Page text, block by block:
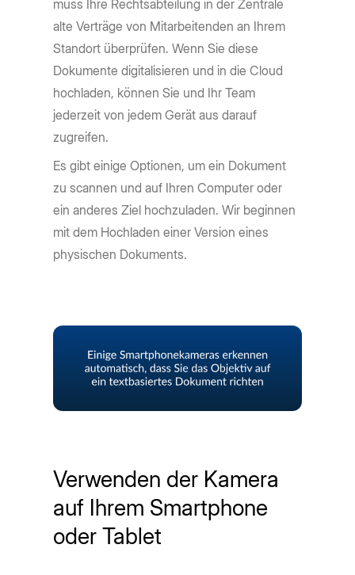
muss Ihre Rechtsabteilung in der Zentrale
alte Verträge von Mitarbeitenden an Ihrem
Standort überprüfen. Wenn Sie diese
Dokumente digitalisieren und in die Cloud
hochladen, können Sie und Ihr Team
jederzeit von jedem Gerät aus darauf
zugreifen.
Es gibt einige Optionen, um ein Dokument
zu scannen und auf Ihren Computer oder
ein anderes Ziel hochzuladen. Wir beginnen
mit dem Hochladen einer Version eines
physischen Dokuments.
Verwenden der Kamera
auf Ihrem Smartphone
oder Tablet